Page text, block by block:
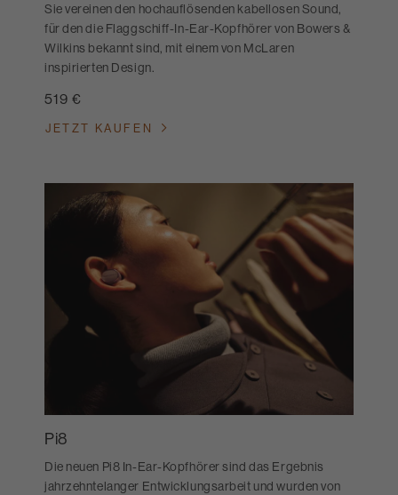
Sie vereinen den hochauflösenden kabellosen Sound,
für den die Flaggschiff-In-Ear-Kopfhörer von Bowers &
Wilkins bekannt sind, mit einem von McLaren
inspirierten Design.
519 €
JETZT KAUFEN
Pi8
Die neuen Pi8 In-Ear-Kopfhörer sind das Ergebnis
jahrzehntelanger Entwicklungsarbeit und wurden von